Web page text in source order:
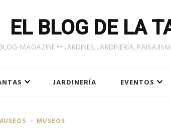
EL BLOG DE LA
MAGAZINE •• JARDINES, JARDINERÍA,
JARDINERÍA EVENTOS
MUSEOS